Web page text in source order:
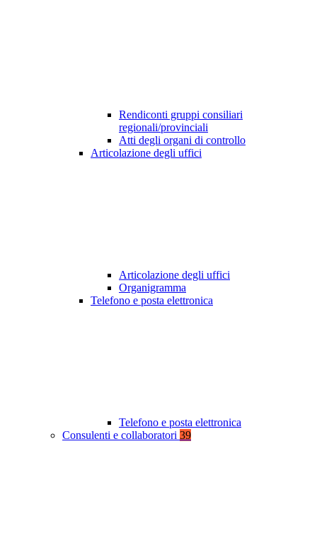
Rendiconti gruppi consiliari
regionali/provinciali
Atti degli organi di controllo
Articolazione degli uffici
Articolazione degli uffici
Organigramma
Telefono e posta elettronica
Telefono e posta elettronica
Consulenti e collaboratori 39